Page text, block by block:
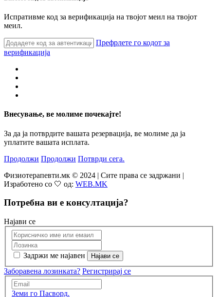
Испративме код за верификација на твојот меил на твојот
меил.
Префрлете го кодот за
верификација
Внесување, ве молиме почекајте!
За да ја потврдите вашата резервација, ве молиме да ја
уплатите вашата исплата.
Продолжи Продолжи Потврди сега.
Физиотерапевти.мк © 2024 | Сите права се задржани |
Изработено со 🤍 од: WEB.MK
Потребна ви е консултација?
Најави се
Задржи ме најавен
Заборавена лозинката? Регистрирај се
Земи го Пасворд.